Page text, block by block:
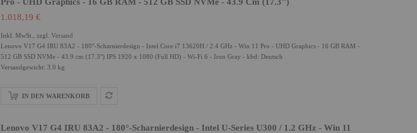
1.018,19 €
Inkl. MwSt., zzgl. Versand
Lenovo V17 G4 IRU 83A2 - 180°-Scharnierdesign - Intel Core i7 13620H / 2.4 GHz - Win 11 Pro - UHD Graphics - 16 GB RAM -
512 GB SSD NVMe - 43.9 cm (17.3") IPS 1920 x 1080 (Full HD) - Wi-Fi 6 - Iron Gray - kbd: Deutsch
Versandgewicht: 3.0 kg
IN DEN WARENKORB
Lenovo V17 G4 IRU 83A2 - 180°-Scharnierdesign - Intel U-Series U300 / 1.2 GHz - Win 11